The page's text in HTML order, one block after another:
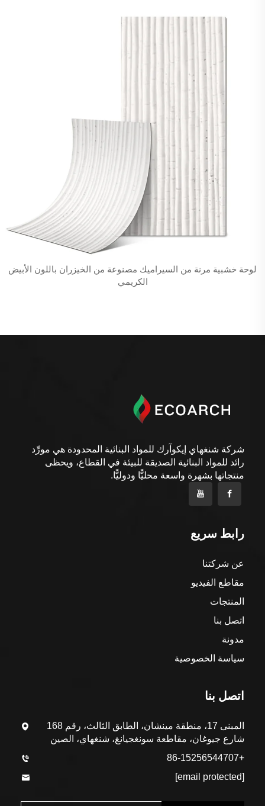
لوحة خشبية مرنة من السيراميك مصنوعة من الخيزران باللون الأبيض
الكريمي
شركة شنغهاي إيكوآرك للمواد البنائية المحدودة هي مورِّد
رائد للمواد البنائية الصديقة للبيئة في القطاع، ويحظى
منتجاتها بشهرة واسعة محليًّا ودوليًّا.
رابط سريع
عن شركتنا
مقاطع الفيديو
المنتجات
اتصل بنا
مدونة
سياسة الخصوصية
اتصل بنا
المبنى 17، منطقة مينشان، الطابق الثالث، رقم 168
شارع جيوغان، مقاطعة سونغجيانغ، شنغهاي، الصين
+86-15256544707
[email protected]